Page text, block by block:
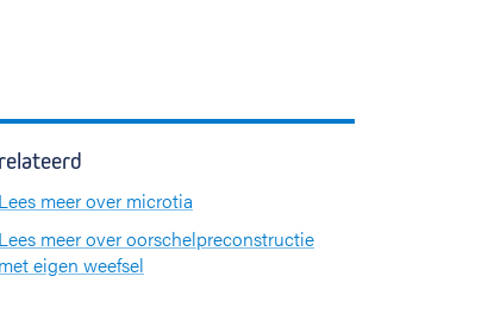
Lees meer over microtia
Lees meer over oorschelpreconstructie
met eigen weefsel